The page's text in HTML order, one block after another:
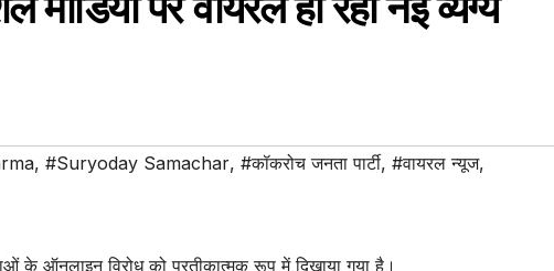
, #Suryoday Samachar, #कॉकरोच जनता पार्टी, #वायरल न्यूज,